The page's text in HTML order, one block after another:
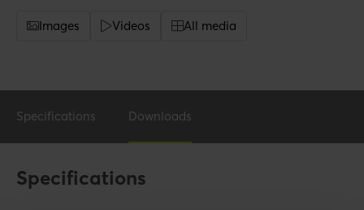
Images Videos All media
Specifications Downloads
Specifications